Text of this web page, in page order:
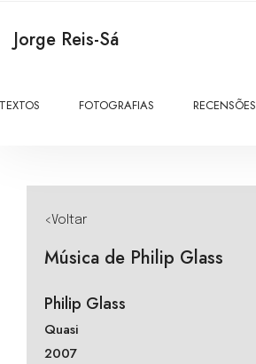
Jorge Reis-Sá
TEXTOS FOTOGRAFIAS RECENSÕES
<Voltar
Música de Philip Glass
Philip Glass
Quasi
2007